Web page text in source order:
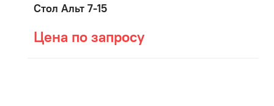
Стол Альт 7-15
Цена по запросу